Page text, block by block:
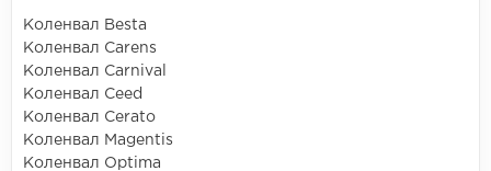
Коленвал Besta
Коленвал Carens
Коленвал Carnival
Коленвал Ceed
Коленвал Cerato
Коленвал Magentis
Коленвал Optima